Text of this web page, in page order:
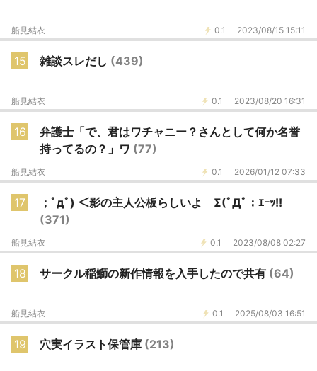
0.1 2023/08/15 15:11
船見結衣
15 雑談スレだし (439)
0.1 2023/08/20 16:31
船見結衣
16
弁護士「で、君はワチャニー？さんとして何か名誉
持ってるの？」ワ (77)
0.1 2026/01/12 07:33
船見結衣
17
；ﾟдﾟ) ＜影の主人公板らしいよ Σ(ﾟДﾟ；ｴｰｯ!!
(371)
0.1 2023/08/08 02:27
船見結衣
18 サークル稲鰤の新作情報を入手したので共有 (64)
0.1 2025/08/03 16:51
船見結衣
19 穴実イラスト保管庫 (213)